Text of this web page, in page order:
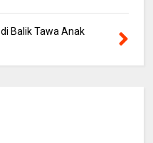
Balik Tawa Anak